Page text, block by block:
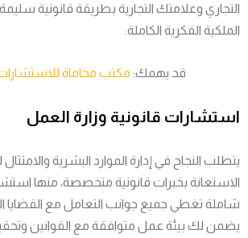
التجاري وعلامتك التجارية بطريقة قانونية
الملكية الفكرية الكاملة.
قد يهمك: مكتب محاماة للاستشارات
استشارات قانونية وزارة العمل
يتطلب النجاح في إدارة الموارد البشرية والامتثال
الاستعانة بخبرات قانونية متخصصة، منها
شاملة تغطي جميع جوانب التعامل مع القضايا
يضمن لك بيئة عمل متوافقة مع القوانين